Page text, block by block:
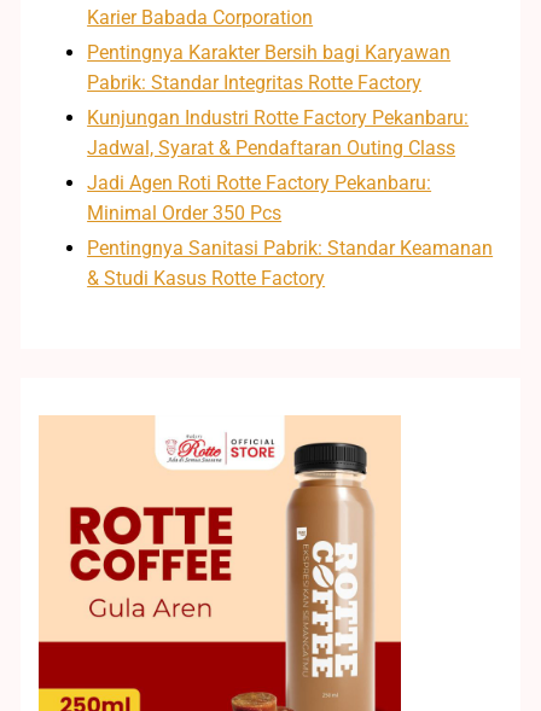
Karier Babada Corporation
Pentingnya Karakter Bersih bagi Karyawan
Pabrik: Standar Integritas Rotte Factory
Kunjungan Industri Rotte Factory Pekanbaru:
Jadwal, Syarat & Pendaftaran Outing Class
Jadi Agen Roti Rotte Factory Pekanbaru:
Minimal Order 350 Pcs
Pentingnya Sanitasi Pabrik: Standar Keamanan
& Studi Kasus Rotte Factory